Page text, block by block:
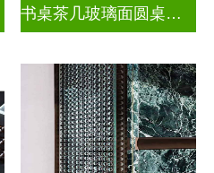
书桌茶几玻璃面圆桌面钢化烤漆彩色玻璃